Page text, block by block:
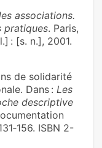
associations.
pratiques. Paris,
: [s. n.], 2001.
de solidarité
Dans : Les
descriptive
ISBN 2-